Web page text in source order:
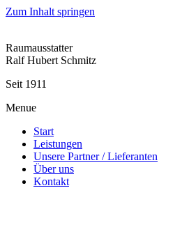
Zum Inhalt springen
Raumausstatter
Ralf Hubert Schmitz
Seit 1911
Menue
Start
Leistungen
Unsere Partner / Lieferanten
Über uns
Kontakt